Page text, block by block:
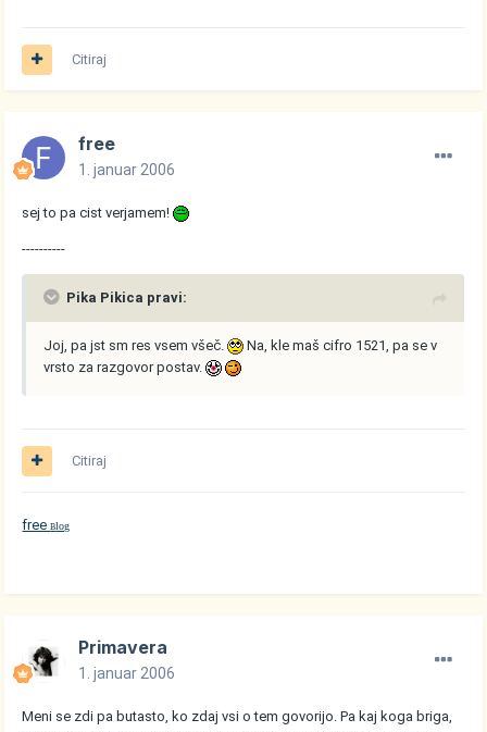
Citiraj
free
1. januar 2006
sej to pa cist verjamem!
----------
Pika Pikica pravi:
Joj, pa jst sm res vsem všeč.
Na, kle maš cifro 1521, pa se v
vrsto za razgovor postav.
Citiraj
freeBlog
Primavera
1. januar 2006
Meni se zdi pa butasto, ko zdaj vsi o tem govorijo. Pa kaj koga briga,